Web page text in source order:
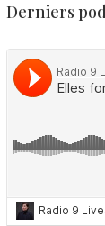
Derniers